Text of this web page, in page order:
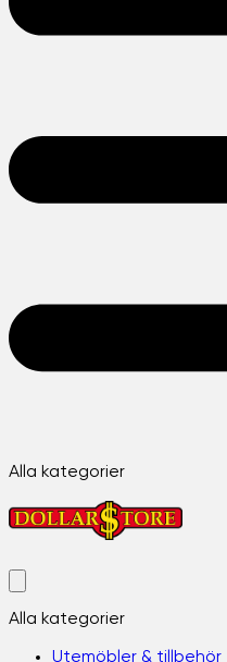
Alla kategorier
Alla kategorier
Utemöbler & tillbehör